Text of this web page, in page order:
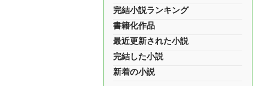
完結小説ランキング
書籍化作品
最近更新された小説
完結した小説
新着の小説